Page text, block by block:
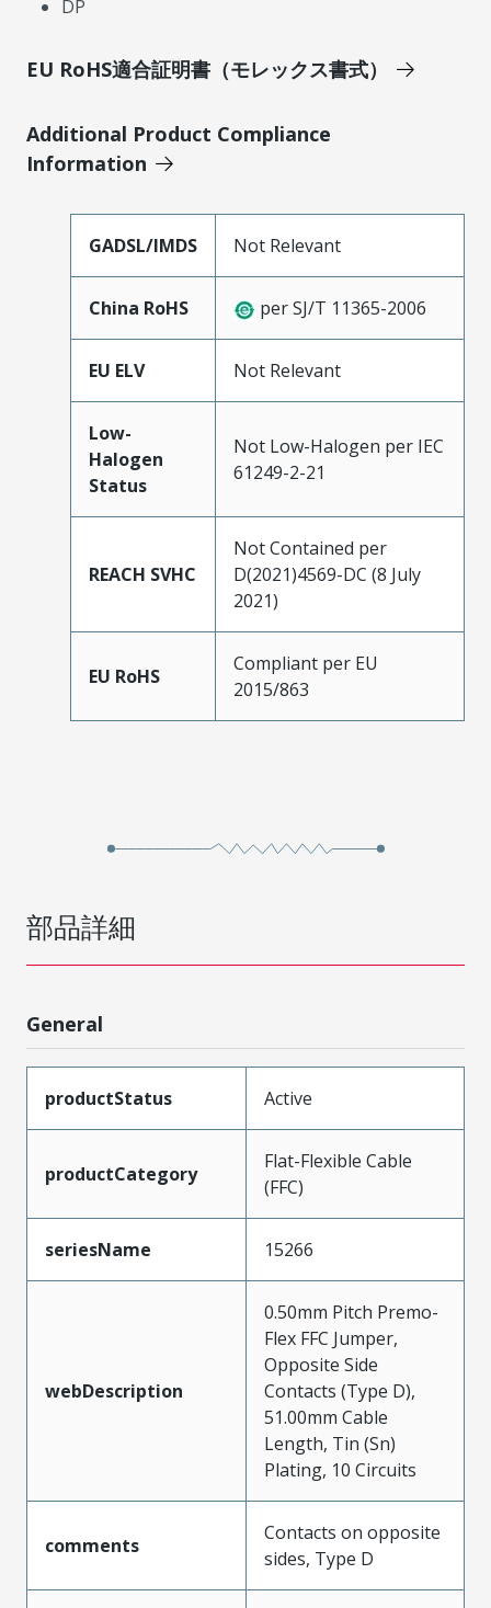
DP
EU RoHS適合証明書（モレックス書式）
Additional Product Compliance
Information
GADSL/IMDS Not Relevant
China RoHS per SJ/T 11365-2006
EU ELV Not Relevant
Low-
Halogen
Status
Not Low-Halogen per IEC
61249-2-21
REACH SVHC
Not Contained per
D(2021)4569-DC (8 July
2021)
EU RoHS
Compliant per EU
2015/863
部品詳細
General
productStatus Active
productCategory
Flat-Flexible Cable
(FFC)
seriesName 15266
webDescription
0.50mm Pitch Premo-
Flex FFC Jumper,
Opposite Side
Contacts (Type D),
51.00mm Cable
Length, Tin (Sn)
Plating, 10 Circuits
comments
Contacts on opposite
sides, Type D